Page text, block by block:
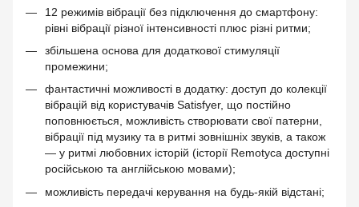
12 режимів вібрації без підключення до смартфону:
рівні вібрації різної інтенсивності плюс різні ритми;
збільшена основа для додаткової стимуляції
промежини;
фантастичні можливості в додатку: доступ до колекції
вібрацій від користувачів Satisfyer, що постійно
поповнюється, можливість створювати свої патерни,
вібрації під музику та в ритмі зовнішніх звуків, а також
— у ритмі любовних історій (історії Remotyca доступні
російською та англійською мовами);
можливість передачі керування на будь-якій відстані;